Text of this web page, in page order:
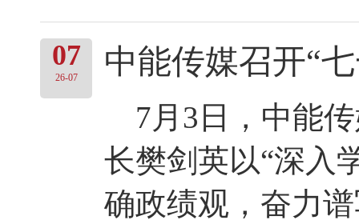
07
26-07 中能传媒召开“
7月3日，中能传
长樊剑英以“深入
确政绩观，奋力